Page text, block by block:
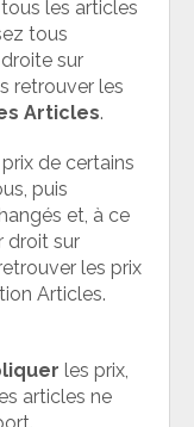
les articles
tous
sur
retrouver les
Articles.
de certains
puis
et, à ce
droit sur
les prix
Articles.
les prix,
articles ne